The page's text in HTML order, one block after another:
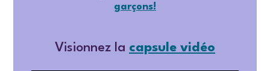
garçons!
Visionnez la capsule vidéo